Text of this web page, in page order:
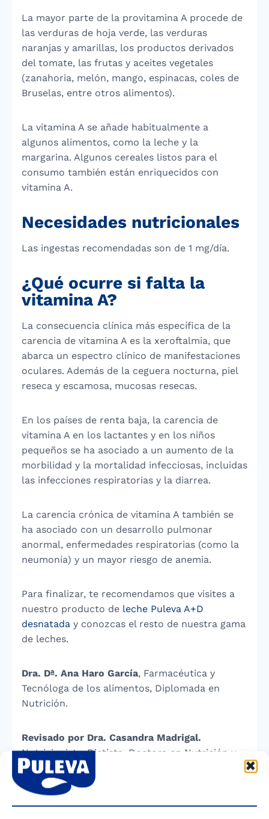
La mayor parte de la provitamina A procede de
las verduras de hoja verde, las verduras
naranjas y amarillas, los productos derivados
del tomate, las frutas y aceites vegetales
(zanahoria, melón, mango, espinacas, coles de
Bruselas, entre otros alimentos).
La vitamina A se añade habitualmente a
algunos alimentos, como la leche y la
margarina. Algunos cereales listos para el
consumo también están enriquecidos con
vitamina A.
Necesidades nutricionales
Las ingestas recomendadas son de 1 mg/día.
¿Qué ocurre si falta la
vitamina A?
La consecuencia clínica más específica de la
carencia de vitamina A es la xeroftalmia, que
abarca un espectro clínico de manifestaciones
oculares. Además de la ceguera nocturna, piel
reseca y escamosa, mucosas resecas.
En los países de renta baja, la carencia de
vitamina A en los lactantes y en los niños
pequeños se ha asociado a un aumento de la
morbilidad y la mortalidad infecciosas, incluidas
las infecciones respiratorias y la diarrea.
La carencia crónica de vitamina A también se
ha asociado con un desarrollo pulmonar
anormal, enfermedades respiratorias (como la
neumonía) y un mayor riesgo de anemia.
Para finalizar, te recomendamos que visites a
nuestro producto de leche Puleva A+D
desnatada y conozcas el resto de nuestra gama
de leches.
Dra. Dª. Ana Haro García, Farmacéutica y
Tecnóloga de los alimentos, Diplomada en
Nutrición.
Revisado por Dra. Casandra Madrigal.
Nutricionista-Dietista, Doctora en Nutrición y
Ciencia de los alimentos. Fundación
Iberoamericana de Nutrición-FINUT. Febrero,
2025.